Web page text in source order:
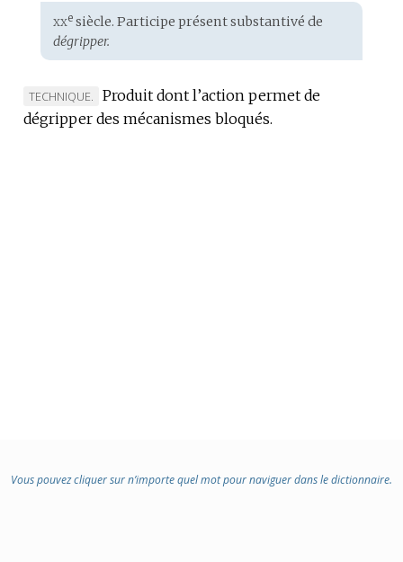
Étymologie
:
xxesiècle. Participe présent substantivé de
dégripper.
MARQUE
DE
TECHNIQUE.
Produit dont l’action permet de
dégripper des mécanismes bloqués.
Vous pouvez cliquer sur n’importe quel mot pour naviguer dans le dictionnaire.